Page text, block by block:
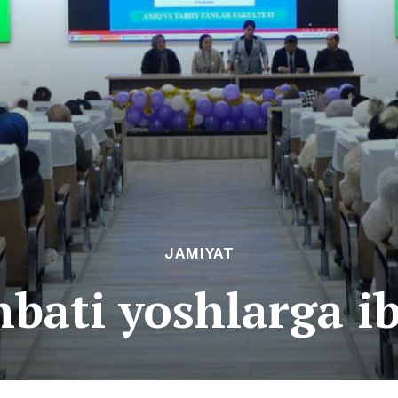
JAMIYAT
yoshlarga